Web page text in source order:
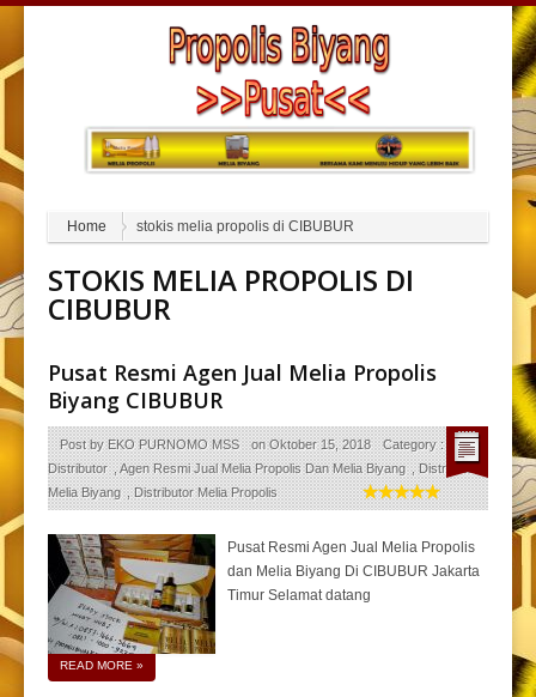
Home stokis melia propolis di CIBUBUR
STOKIS MELIA PROPOLIS DI
CIBUBUR
Pusat Resmi Agen Jual Melia Propolis
Biyang CIBUBUR
Post byEKO PURNOMO MSS onOktober 15, 2018 Category : Agen
Distributor ,Agen Resmi Jual Melia Propolis Dan Melia Biyang ,Distributor
Melia Biyang ,Distributor Melia Propolis
Pusat Resmi Agen Jual Melia Propolis
dan Melia Biyang Di CIBUBUR Jakarta
Timur Selamat datang
READ MORE »